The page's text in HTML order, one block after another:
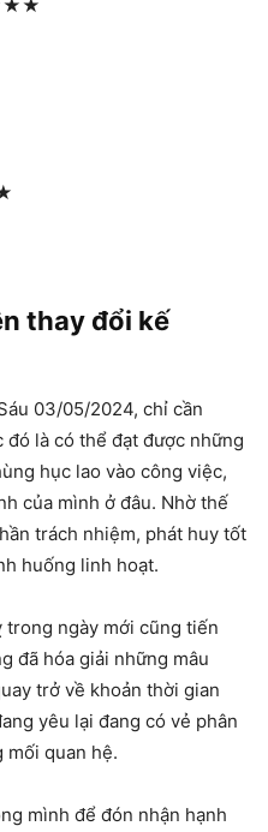
thay đổi kế
03/05/2024, chỉ cần
là có thể đạt được những
hục lao vào công việc,
của mình ở đâu. Nhờ thế
trách nhiệm, phát huy tốt
huống linh hoạt.
trong ngày mới cũng tiến
đã hóa giải những mâu
trở về khoản thời gian
yêu lại đang có vẻ phân
mối quan hệ.
mình để đón nhận hạnh